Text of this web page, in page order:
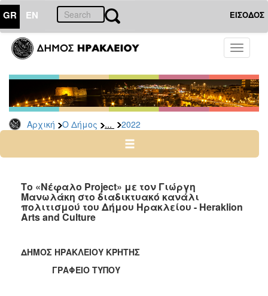
GR EN ΕΙΣΟΔΟΣ
Toggle
Αρχική Ο Δήμος ... 2022
ΔΗΜΟΣ
Δελτία
Τύπου
Αρχείο
2026
2024
2022
2021
2019
2018
Το «Νέφαλο Project» με τον Γιώργη
Μανωλάκη στο διαδικτυακό κανάλι
πολιτισμού του Δήμου Ηρακλείου - Heraklion
Arts and Culture
ΔΗΜΟΣ ΗΡΑΚΛΕΙΟΥ ΚΡΗΤΗΣ
ΓΡΑΦΕΙΟ ΤΥΠΟΥ